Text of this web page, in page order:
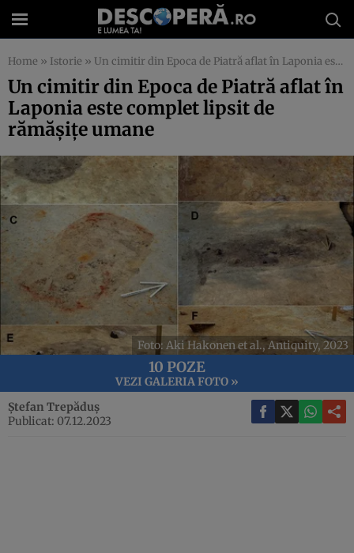
Home » Istorie » Un cimitir din Epoca de Piatră aflat în Laponia este complet lipsit de rămășițe umane
Un cimitir din Epoca de Piatră aflat în
Laponia este complet lipsit de
rămășițe umane
Foto: Aki Hakonen et al., Antiquity, 2023
10 POZE
VEZI GALERIA FOTO »
Ștefan Trepăduș
Publicat: 07.12.2023